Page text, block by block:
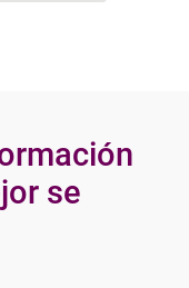
se